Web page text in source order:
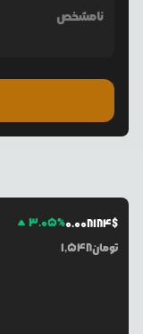
نامشخص
3.05%0.008184$
1,548تومان